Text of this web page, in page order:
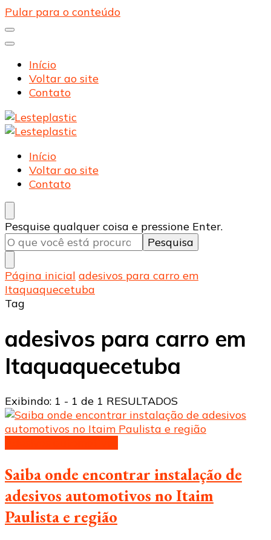
Pular para o conteúdo
Início
Voltar ao site
Contato
Lesteplastic
Blog – Lesteplastic
Lesteplastic
Blog – Lesteplastic
Início
Voltar ao site
Contato
Procurando
algo?
Pesquise qualquer coisa e pressione Enter.
Página inicial adesivos para carro em
Itaquaquecetuba
Tag
adesivos para carro em
Itaquaquecetuba
Exibindo: 1 - 1 de 1 RESULTADOS
Saiba onde encontrar instalação de
adesivos automotivos no Itaim
Paulista e região